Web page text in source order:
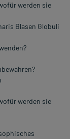
werden sie
Blasen Globuli
werden sie